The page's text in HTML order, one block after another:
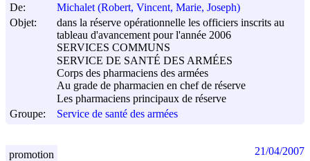
De:
Michalet (Robert, Vincent, Marie, Joseph)
Objet:
dans la réserve opérationnelle les officiers inscrits au
tableau d'avancement pour l'année 2006
SERVICES COMMUNS
SERVICE DE SANTÉ DES ARMÉES
Corps des pharmaciens des armées
Au grade de pharmacien en chef de réserve
Les pharmaciens principaux de réserve
Groupe:
Service de santé des armées
promotion 21/04/2007